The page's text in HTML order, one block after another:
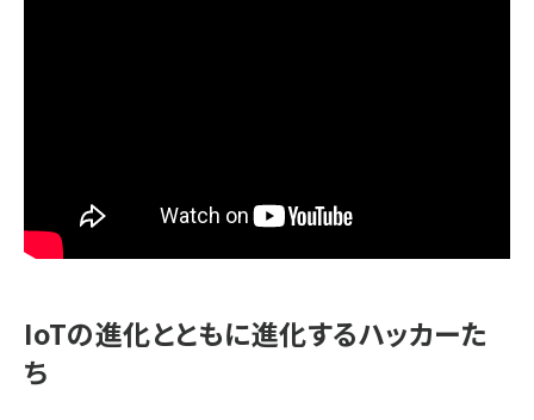
IoTの進化とともに進化するハッカーた
ち